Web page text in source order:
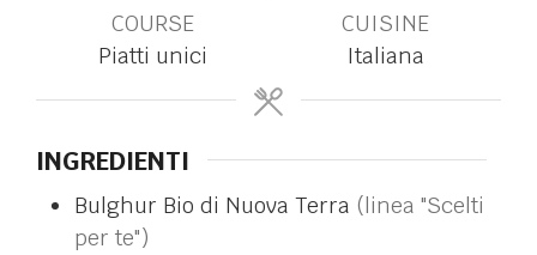
COURSE
Piatti unici
CUISINE
Italiana
INGREDIENTI
Bulghur Bio di Nuova Terra (linea "Scelti
per te")